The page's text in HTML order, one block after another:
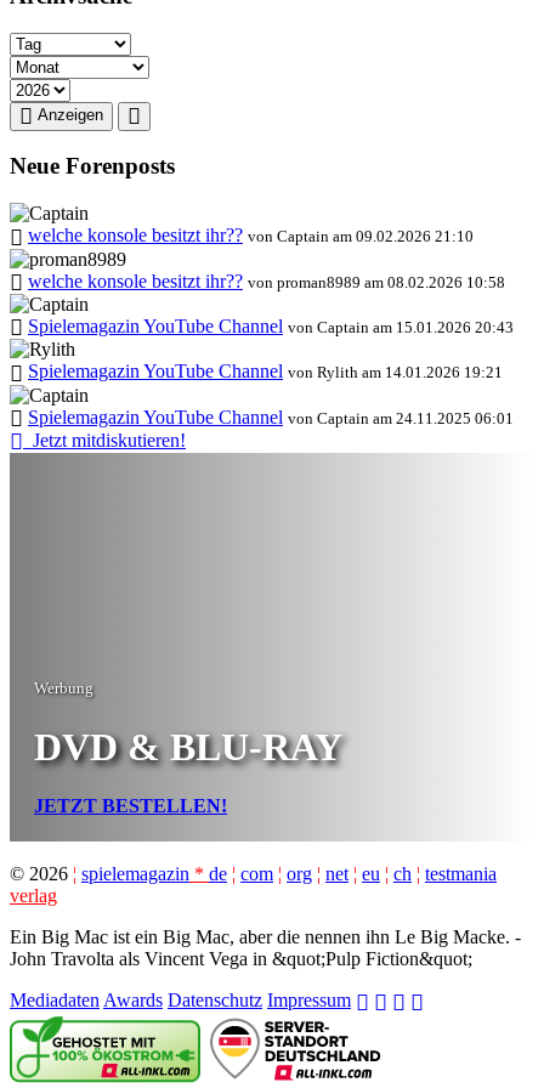
Anzeigen
Neue Forenposts
welche konsole besitzt ihr?? von Captain am 09.02.2026 21:10
welche konsole besitzt ihr?? von proman8989 am 08.02.2026 10:58
Spielemagazin YouTube Channel von Captain am 15.01.2026 20:43
Spielemagazin YouTube Channel von Rylith am 14.01.2026 19:21
Spielemagazin YouTube Channel von Captain am 24.11.2025 06:01
Jetzt mitdiskutieren!
Werbung
DVD & BLU-RAY
JETZT BESTELLEN!
© 2026 ¦ spielemagazin * de ¦ com ¦ org ¦ net ¦ eu ¦ ch ¦ testmania
verlag
Ein Big Mac ist ein Big Mac, aber die nennen ihn Le Big Macke. -
John Travolta als Vincent Vega in &quot;Pulp Fiction&quot;
Mediadaten Awards Datenschutz Impressum